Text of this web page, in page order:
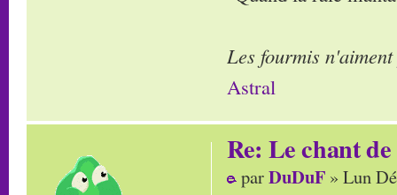
Les fourmis
Astral
Re: Le chant
parDuDuF » Lun